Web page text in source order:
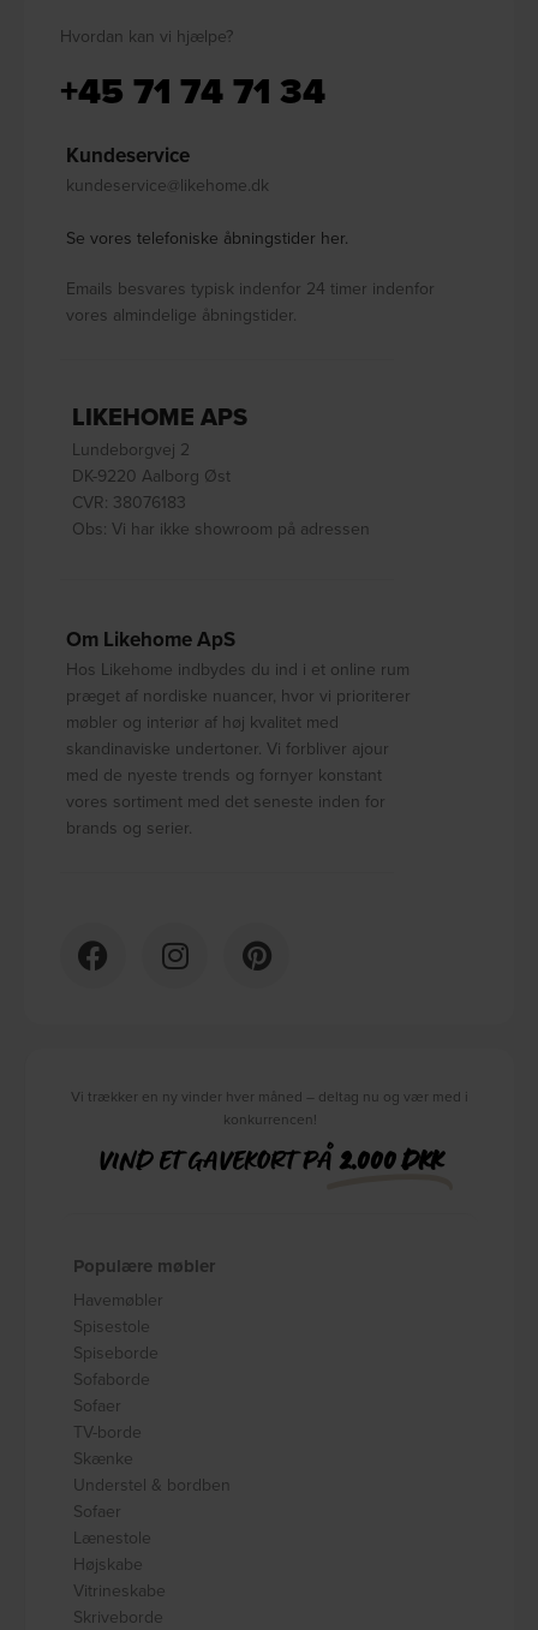
Hvordan kan vi hjælpe?
+45 71 74 71 34
Kundeservice
kundeservice@likehome.dk
Se vores telefoniske åbningstider her.
Emails besvares typisk indenfor 24 timer indenfor
vores almindelige åbningstider.
LIKEHOME APS
Lundeborgvej 2
DK-9220 Aalborg Øst
CVR: 38076183
Obs: Vi har ikke showroom på adressen
Om Likehome ApS
Hos Likehome indbydes du ind i et online rum
præget af nordiske nuancer, hvor vi prioriterer
møbler og interiør af høj kvalitet med
skandinaviske undertoner. Vi forbliver ajour
med de nyeste trends og fornyer konstant
vores sortiment med det seneste inden for
brands og serier.
Vi trækker en ny vinder hver måned – deltag nu og vær med i
konkurrencen!
VIND ET GAVEKORT PÅ2.000 DKK
Populære møbler
Havemøbler
Spisestole
Spiseborde
Sofaborde
Sofaer
TV-borde
Skænke
Understel & bordben
Sofaer
Lænestole
Højskabe
Vitrineskabe
Skriveborde